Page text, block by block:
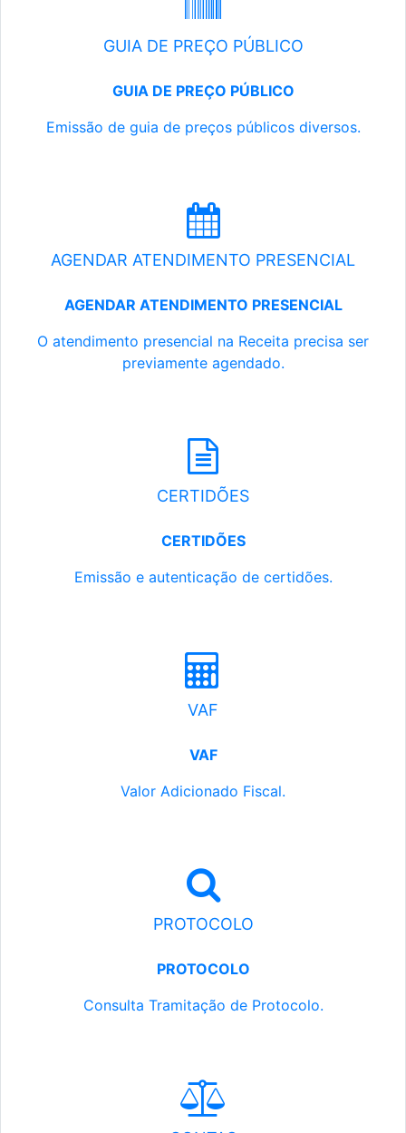
GUIA DE PREÇO PÚBLICO
GUIA DE PREÇO PÚBLICO
Emissão de guia de preços públicos diversos.
AGENDAR ATENDIMENTO PRESENCIAL
AGENDAR ATENDIMENTO PRESENCIAL
O atendimento presencial na Receita precisa ser
previamente agendado.
CERTIDÕES
CERTIDÕES
Emissão e autenticação de certidões.
VAF
VAF
Valor Adicionado Fiscal.
PROTOCOLO
PROTOCOLO
Consulta Tramitação de Protocolo.